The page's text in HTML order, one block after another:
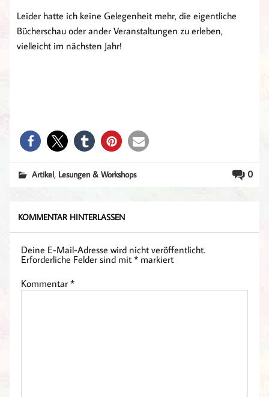
Leider hatte ich keine Gelegenheit mehr, die eigentliche
Bücherschau oder ander Veranstaltungen zu erleben,
vielleicht im nächsten Jahr!
0
Artikel, Lesungen & Workshops
KOMMENTAR HINTERLASSEN
Deine E-Mail-Adresse wird nicht veröffentlicht.
Erforderliche Felder sind mit* markiert
Kommentar*